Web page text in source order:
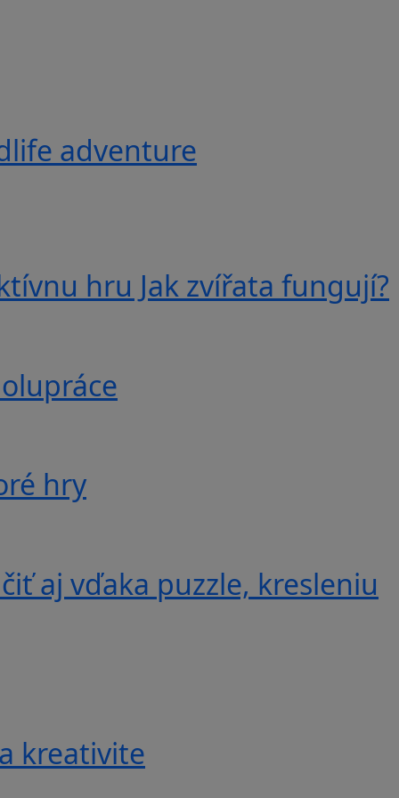
adventure
hru Jak zvířata fungují?
hry
aj vďaka puzzle, kresleniu
kreativite